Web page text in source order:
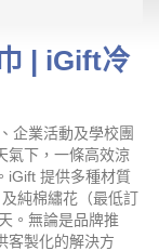
| iGift冷
企業活動及學校團
氣下，一條高效涼
iGift 提供多種材質
純棉繡花（最低訂
。無論是品牌推
客製化的解決方